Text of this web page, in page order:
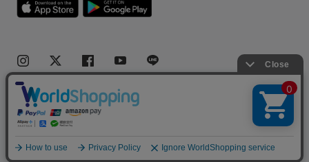
Copyright(C) Bigi Co.,Ltd.All Rights Reserved.